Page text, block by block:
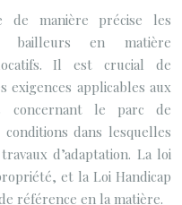
de manière précise les
bailleurs en matière
Il est crucial de
exigences applicables aux
concernant le parc de
dans lesquelles
d’adaptation. La loi
et la Loi Handicap
référence en la matière.